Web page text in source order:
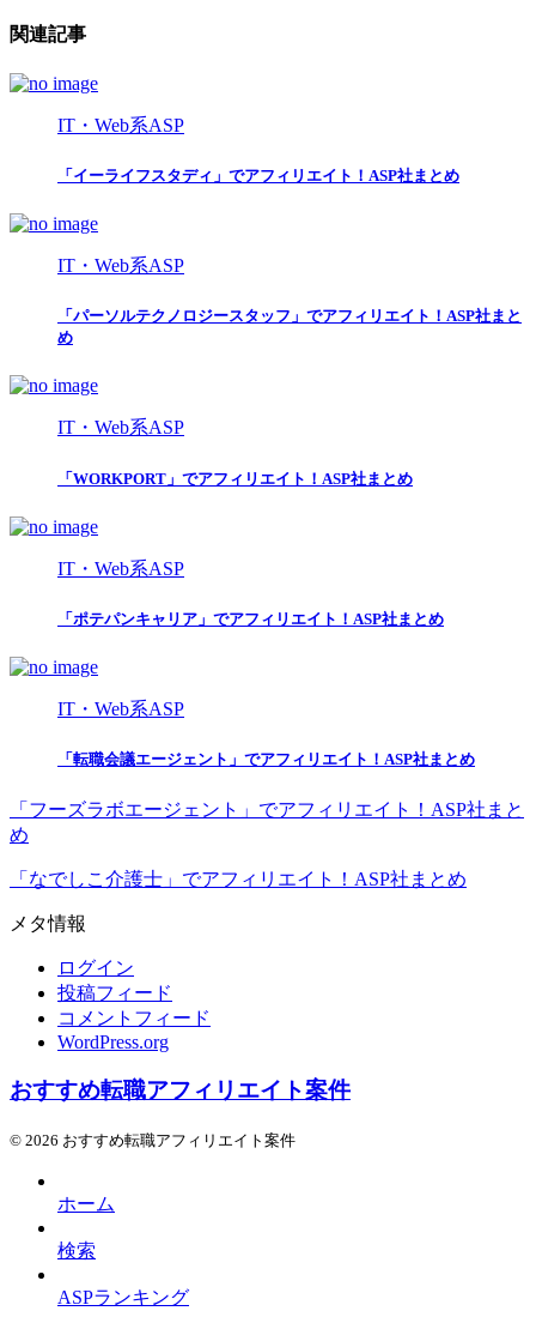
関連記事
IT・Web系ASP
「イーライフスタディ」でアフィリエイト！ASP社まとめ
IT・Web系ASP
「パーソルテクノロジースタッフ」でアフィリエイト！ASP社まと
め
IT・Web系ASP
「WORKPORT」でアフィリエイト！ASP社まとめ
IT・Web系ASP
「ポテパンキャリア」でアフィリエイト！ASP社まとめ
IT・Web系ASP
「転職会議エージェント」でアフィリエイト！ASP社まとめ
「フーズラボエージェント」でアフィリエイト！ASP社まと
め
「なでしこ介護士」でアフィリエイト！ASP社まとめ
メタ情報
ログイン
投稿フィード
コメントフィード
WordPress.org
おすすめ転職アフィリエイト案件
© 2026 おすすめ転職アフィリエイト案件
ホーム
検索
ASPランキング